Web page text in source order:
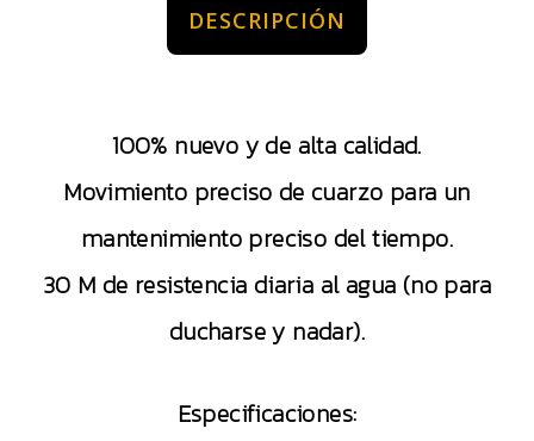
DESCRIPCIÓN
100% nuevo y de alta calidad.
Movimiento preciso de cuarzo para un
mantenimiento preciso del tiempo.
30 M de resistencia diaria al agua (no para
ducharse y nadar).
Especificaciones: